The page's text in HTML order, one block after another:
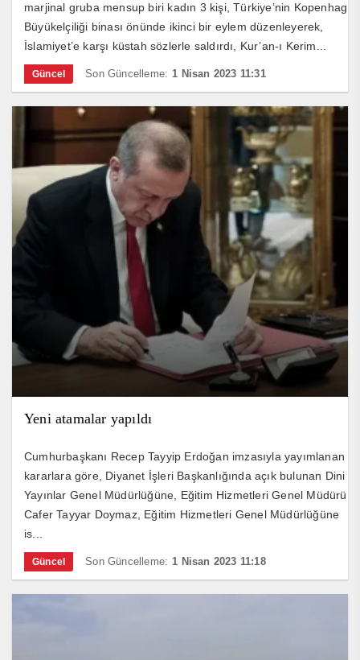
marjinal gruba mensup biri kadın 3 kişi, Türkiye’nin Kopenhag
Büyükelçiliği binası önünde ikinci bir eylem düzenleyerek,
İslamiyet’e karşı küstah sözlerle saldırdı, Kur’an-ı Kerim...
Güncel Son Güncelleme: 1 Nisan 2023 11:31
Yeni atamalar yapıldı
Cumhurbaşkanı Recep Tayyip Erdoğan imzasıyla yayımlanan
kararlara göre, Diyanet İşleri Başkanlığında açık bulunan Dini
Yayınlar Genel Müdürlüğüne, Eğitim Hizmetleri Genel Müdürü
Cafer Tayyar Doymaz, Eğitim Hizmetleri Genel Müdürlüğüne
is...
Güncel Son Güncelleme: 1 Nisan 2023 11:18